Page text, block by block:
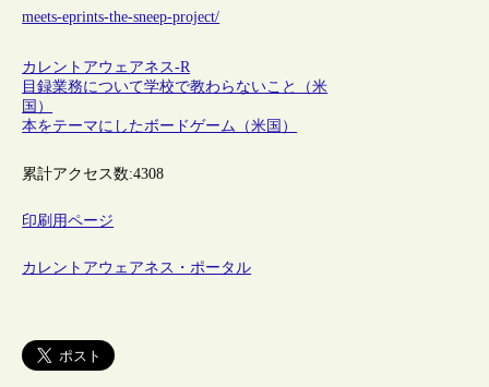
meets-eprints-the-sneep-project/
カレントアウェアネス-R
目録業務について学校で教わらないこと（米
国）
本をテーマにしたボードゲーム（米国）
累計アクセス数:4308
印刷用ページ
カレントアウェアネス・ポータル